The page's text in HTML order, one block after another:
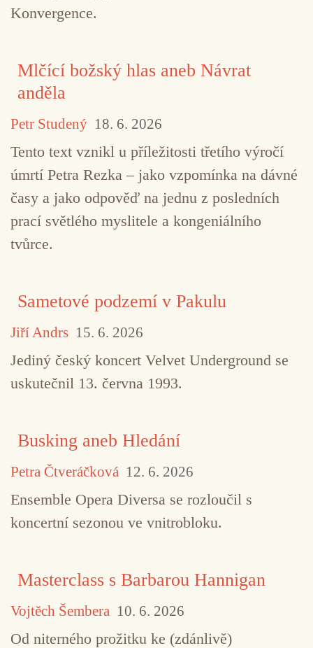
Konvergence.
Mlčící božský hlas aneb Návrat
anděla
Petr Studený 18. 6. 2026
Tento text vznikl u příležitosti třetího výročí
úmrtí Petra Rezka – jako vzpomínka na dávné
časy a jako odpověď na jednu z posledních
prací světlého myslitele a kongeniálního
tvůrce.
Sametové podzemí v Pakulu
Jiří Andrs 15. 6. 2026
Jediný český koncert Velvet Underground se
uskutečnil 13. června 1993.
Busking aneb Hledání
Petra Čtveráčková 12. 6. 2026
Ensemble Opera Diversa se rozloučil s
koncertní sezonou ve vnitrobloku.
Masterclass s Barbarou Hannigan
Vojtěch Šembera 10. 6. 2026
Od niterného prožitku ke (zdánlivě)